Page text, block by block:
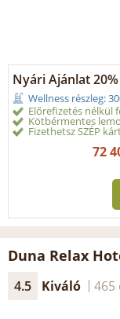
Nyári Ajánlat
Wellness részleg:
Előrefizetés nélkül
Kötbérmentes
Fizethetsz SZÉP
72
Duna Relax
4.5 Kiváló 465